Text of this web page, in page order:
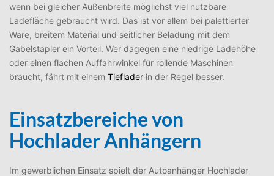
wenn bei gleicher Außenbreite möglichst viel nutzbare
Ladefläche gebraucht wird. Das ist vor allem bei palettierter
Ware, breitem Material und seitlicher Beladung mit dem
Gabelstapler ein Vorteil. Wer dagegen eine niedrige Ladehöhe
oder einen flachen Auffahrwinkel für rollende Maschinen
braucht, fährt mit einem Tieflader in der Regel besser.
Einsatzbereiche von
Hochlader Anhängern
Im gewerblichen Einsatz spielt der Autoanhänger Hochlader